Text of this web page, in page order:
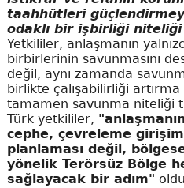
taahhütleri
odaklı bir işbirliği niteliği
Yetkililer, anlaşmanın
birbirlerinin savunmasını
değil, aynı zamanda
birlikte çalışabilirliği
tamamen savunma niteliği
Türk yetkililer,
cephe, çevreleme
planlaması değil,
yönelik Terörsüz Bölge
sağlayacak bir adım"